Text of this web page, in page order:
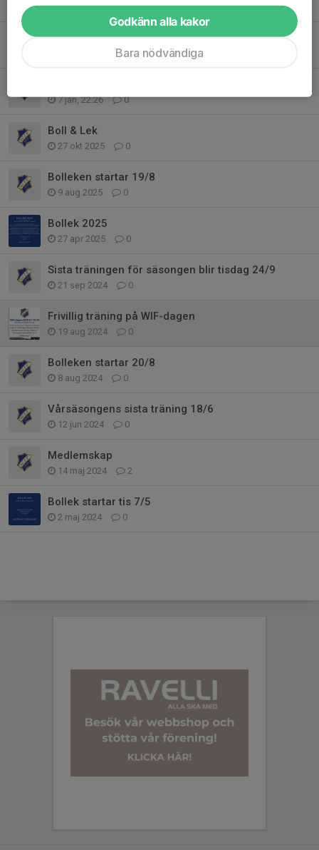
28 apr, 13:07 0
Påsklov
3
7 jan, 22:26 0
Boll & Lek
27 okt 2025 0
Bolleken startar 19/8
9 aug 2025 0
Bollek 2025
27 apr 2025 0
Sista träningen för säsongen blir tisdag 24/9
21 sep 2024 0
Frivillig träning på WIF-dagen
19 aug 2024 0
Bolleken startar 20/8
8 aug 2024 0
Vårsäsongens sista träning 18/6
12 jun 2024 0
Medlemskap
14 maj 2024 2
Bollek startar tis 7/5
2 maj 2024 0
Godkänn alla kakor
Bara nödvändiga